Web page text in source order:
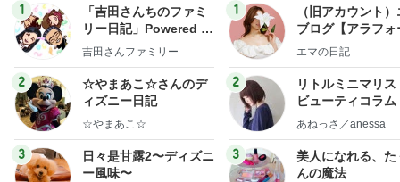
1
「吉田さんちのファミ
リー日記」Powered b
y Ameba 吉田さんファ
ログ
吉田さんファミリー
2
☆やまあこ☆さんのデ
ィズニー日記
☆やまあこ☆
3
日々是甘露2〜ディズニ
ー風味〜
1
（旧アカウント
ブログ【アラフォ
社売却セカンドラ
エマの日記
2
リトルミニマリス
ビューティコラ
little
あねっさ／anessa
3
美人になれる、た
んの魔法